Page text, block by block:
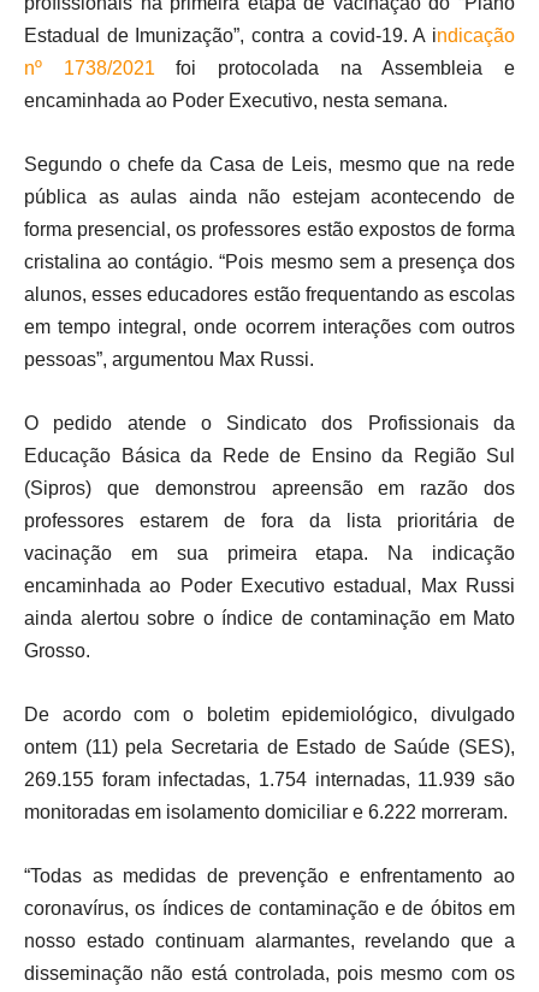
Estadual de Imunização”, contra a covid-19. A indicação
nº 1738/2021 foi protocolada na Assembleia e
encaminhada ao Poder Executivo, nesta semana.
Segundo o chefe da Casa de Leis, mesmo que na rede
pública as aulas ainda não estejam acontecendo de
forma presencial, os professores estão expostos de forma
cristalina ao contágio. “Pois mesmo sem a presença dos
alunos, esses educadores estão frequentando as escolas
em tempo integral, onde ocorrem interações com outros
pessoas”, argumentou Max Russi.
O pedido atende o Sindicato dos Profissionais da
Educação Básica da Rede de Ensino da Região Sul
(Sipros) que demonstrou apreensão em razão dos
professores estarem de fora da lista prioritária de
vacinação em sua primeira etapa. Na indicação
encaminhada ao Poder Executivo estadual, Max Russi
ainda alertou sobre o índice de contaminação em Mato
Grosso.
De acordo com o boletim epidemiológico, divulgado
ontem (11) pela Secretaria de Estado de Saúde (SES),
269.155 foram infectadas, 1.754 internadas, 11.939 são
monitoradas em isolamento domiciliar e 6.222 morreram.
“Todas as medidas de prevenção e enfrentamento ao
coronavírus, os índices de contaminação e de óbitos em
nosso estado continuam alarmantes, revelando que a
disseminação não está controlada, pois mesmo com os